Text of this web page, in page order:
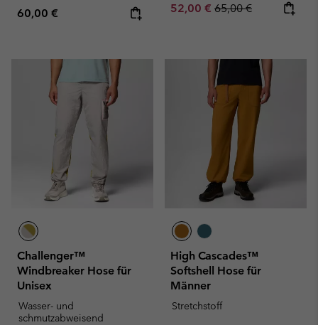
Regular price:
60,00 € Sale price:
52,00 € Regular price:
65,00 €
Challenger™
Windbreaker Hose für
Unisex
Wasser- und
schmutzabweisend
High Cascades™
Softshell Hose für
Männer
Stretchstoff